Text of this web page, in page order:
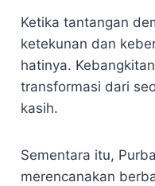
Ketika tantangan
ketekunan dan
hatinya.
transformasi dari
kasih.​
Sementara itu,
merencanakan